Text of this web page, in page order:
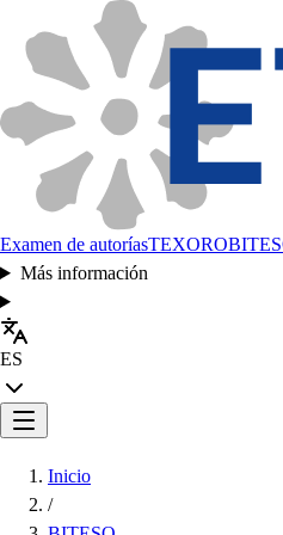
Examen de autoríasTEXORO
Más información
ES
Inicio
/